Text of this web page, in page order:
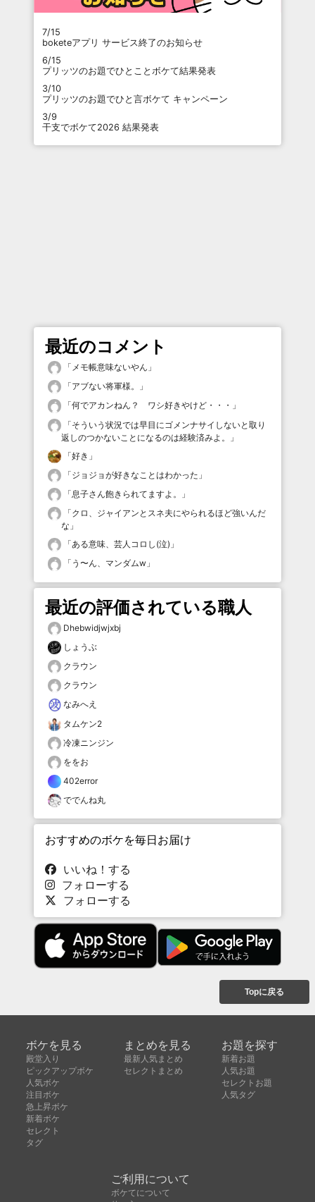
7/15
boketeアプリ サービス終了のお知らせ
6/15
プリッツのお題でひとことボケて結果発表
3/10
プリッツのお題でひと言ボケて キャンペーン
3/9
干支でボケて2026 結果発表
最近のコメント
「 メモ帳意味ないやん 」
「アブない将軍様。
」
「何でアカンねん？ ワシ好きやけど・・・ 」
「そういう状況では早目にゴメンナサイしないと取り
返しのつかないことになるのは経験済みよ。
」
「好き 」
「ジョジョが好きなことはわかった 」
「息子さん飽きられてますよ。
」
「クロ、ジャイアンとスネ夫にやられるほど強いんだ
な 」
「ある意味、芸人コロし(泣) 」
「 う〜ん、マンダムw 」
最近の評価されている職人
Dhebwidjwjxbj
しょうぶ
クラウン
クラウン
なみへえ
タムケン2
冷凍ニンジン
ををお
402error
ででんね丸
おすすめのボケを毎日お届け
いいね！する
フォローする
フォローする
Topに戻る
ボケを見る
殿堂入り
ピックアップボケ
人気ボケ
注目ボケ
急上昇ボケ
新着ボケ
セレクト
タグ
まとめを見る
最新人気まとめ
セレクトまとめ
お題を探す
新着お題
人気お題
セレクトお題
人気タグ
ご利用について
ボケてについて